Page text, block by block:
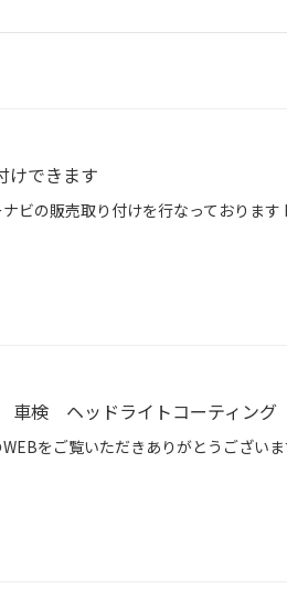
けできます
検 ヘッドライトコーティング